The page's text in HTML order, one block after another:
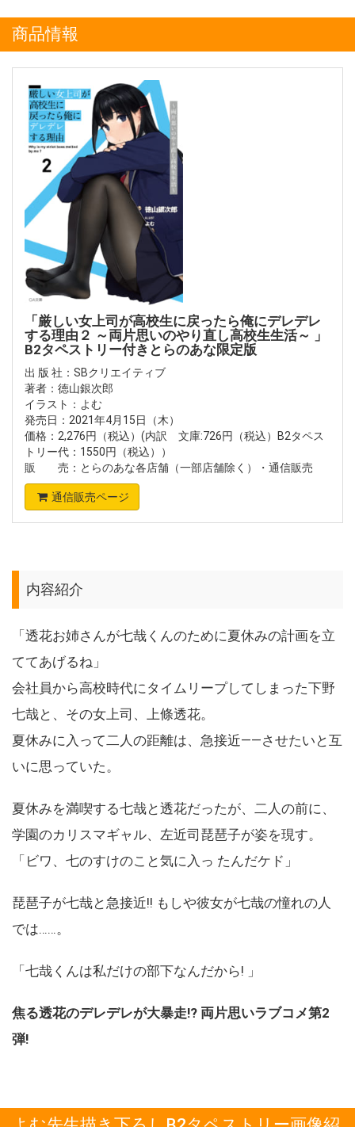
商品情報
「厳しい女上司が高校生に戻ったら俺にデレデレ
する理由２ ～両片思いのやり直し高校生生活～ 」
B2タペストリー付きとらのあな限定版
出 版 社：SBクリエイティブ
著者：徳山銀次郎
イラスト：よむ
発売日：2021年4月15日（木）
価格：2,276円（税込）(内訳 文庫:726円（税込）B2タペス
トリー代：1550円（税込））
販 売：とらのあな各店舗（一部店舗除く）・通信販売
通信販売ページ
内容紹介
「透花お姉さんが七哉くんのために夏休みの計画を立
ててあげるね」
会社員から高校時代にタイムリープしてしまった下野
七哉と、その女上司、上條透花。
夏休みに入って二人の距離は、急接近――させたいと互
いに思っていた。
夏休みを満喫する七哉と透花だったが、二人の前に、
学園のカリスマギャル、左近司琵琶子が姿を現す。
「ビワ、七のすけのこと気に入っ たんだケド」
琵琶子が七哉と急接近!! もしや彼女が七哉の憧れの人
では……。
「七哉くんは私だけの部下なんだから! 」
焦る透花のデレデレが大暴走!? 両片思いラブコメ第2
弾!